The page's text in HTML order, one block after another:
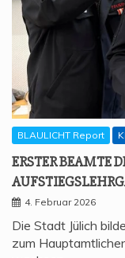
BLAULICHT Report
ERS­TER BEAM­TE
4. Februar 2026
Die Stadt Jülich
zum